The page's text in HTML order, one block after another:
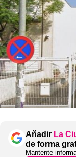
Añadir La
de forma
Mantente